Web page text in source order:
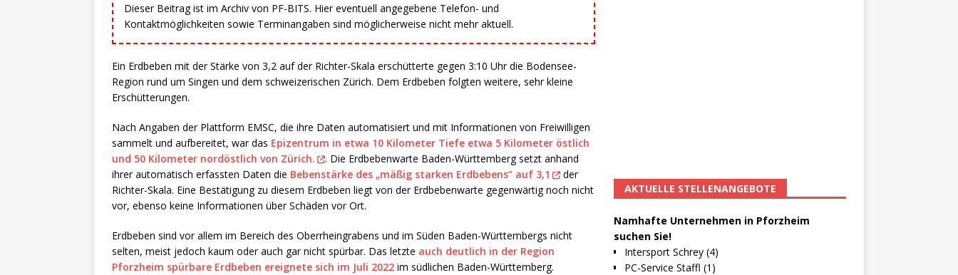
Dieser Beitrag ist im Archiv von PF-BITS. Hier eventuell angegebene Telefon- und
Kontaktmöglichkeiten sowie Terminangaben sind möglicherweise nicht mehr aktuell.
Ein Erdbeben mit der Stärke von 3,2 auf der Richter-Skala erschütterte gegen 3:10 Uhr die Bodensee-
Region rund um Singen und dem schweizerischen Zürich. Dem Erdbeben folgten weitere, sehr kleine
Erschütterungen.
Nach Angaben der Plattform EMSC, die ihre Daten automatisiert und mit Informationen von Freiwilligen
sammelt und aufbereitet, war das Epizentrum in etwa 10 Kilometer Tiefe etwa 5 Kilometer östlich
und 50 Kilometer nordöstlich von Zürich.
. Die Erdbebenwarte Baden-Württemberg setzt anhand
ihrer automatisch erfassten Daten die Bebenstärke des „mäßig starken Erdbebens“ auf 3,1
der
Richter-Skala. Eine Bestätigung zu diesem Erdbeben liegt von der Erdbebenwarte gegenwärtig noch nicht
vor, ebenso keine Informationen über Schäden vor Ort.
Erdbeben sind vor allem im Bereich des Oberrheingrabens und im Süden Baden-Württembergs nicht
selten, meist jedoch kaum oder auch gar nicht spürbar. Das letzte auch deutlich in der Region
Pforzheim spürbare Erdbeben ereignete sich im Juli 2022 im südlichen Baden-Württemberg.
AKTUELLE STELLENANGEBOTE
Namhafte Unternehmen in Pforzheim
suchen Sie!
Intersport Schrey (4)
PC-Service Staffl (1)